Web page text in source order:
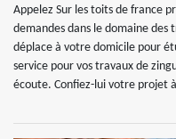
Appelez Sur les toits de france
demandes dans le domaine des
déplace à votre domicile pour
service pour vos travaux de
écoute. Confiez-lui votre projet